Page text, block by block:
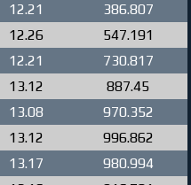
12.21
386.807
12.26
547.191
12.21
730.817
13.12
887.45
13.08
970.352
13.12
996.862
13.17
980.994